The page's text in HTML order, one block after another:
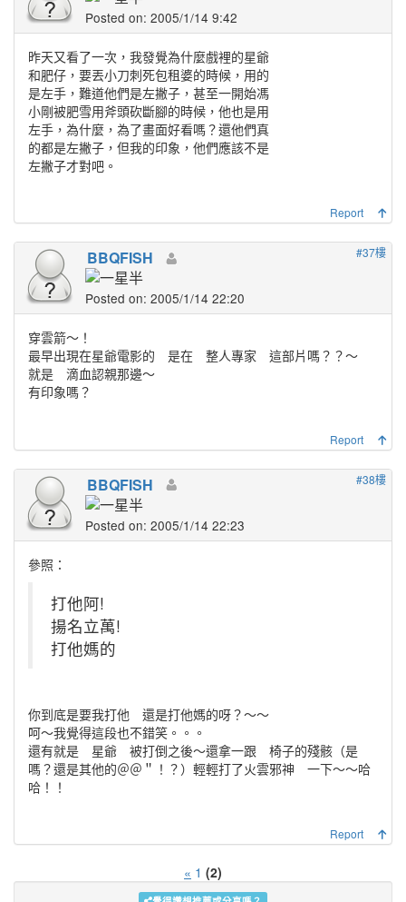
Posted on: 2005/1/14 9:42
昨天又看了一次，我發覺為什麼戲裡的星爺
和肥仔，要丟小刀刺死包租婆的時候，用的
是左手，難道他們是左撇子，甚至一開始馮
小剛被肥雪用斧頭砍斷腳的時候，他也是用
左手，為什麼，為了畫面好看嗎？還他們真
的都是左撇子，但我的印象，他們應該不是
左撇子才對吧。
Report
#37樓
BBQFISH
Posted on: 2005/1/14 22:20
穿雲箭～！
最早出現在星爺電影的 是在 整人專家 這部片嗎？？～
就是 滴血認親那邊～
有印象嗎？
Report
#38樓
BBQFISH
Posted on: 2005/1/14 22:23
參照：
打他阿!
揚名立萬!
打他媽的
你到底是要我打他 還是打他媽的呀？～～
呵～我覺得這段也不錯笑。。。
還有就是 星爺 被打倒之後～還拿一跟 椅子的殘骸（是
嗎？還是其他的＠＠＂！？）輕輕打了火雲邪神 一下～～哈
哈！！
Report
« 1 (2)